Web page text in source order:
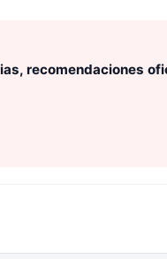
recomendaciones